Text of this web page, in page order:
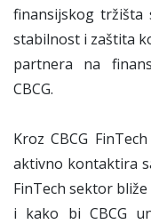
finansijskog tržišta
stabilnost i zaštita
partnera na
CBCG.
Kroz CBCG
aktivno kontaktira
FinTech sektor
i kako bi CBCG